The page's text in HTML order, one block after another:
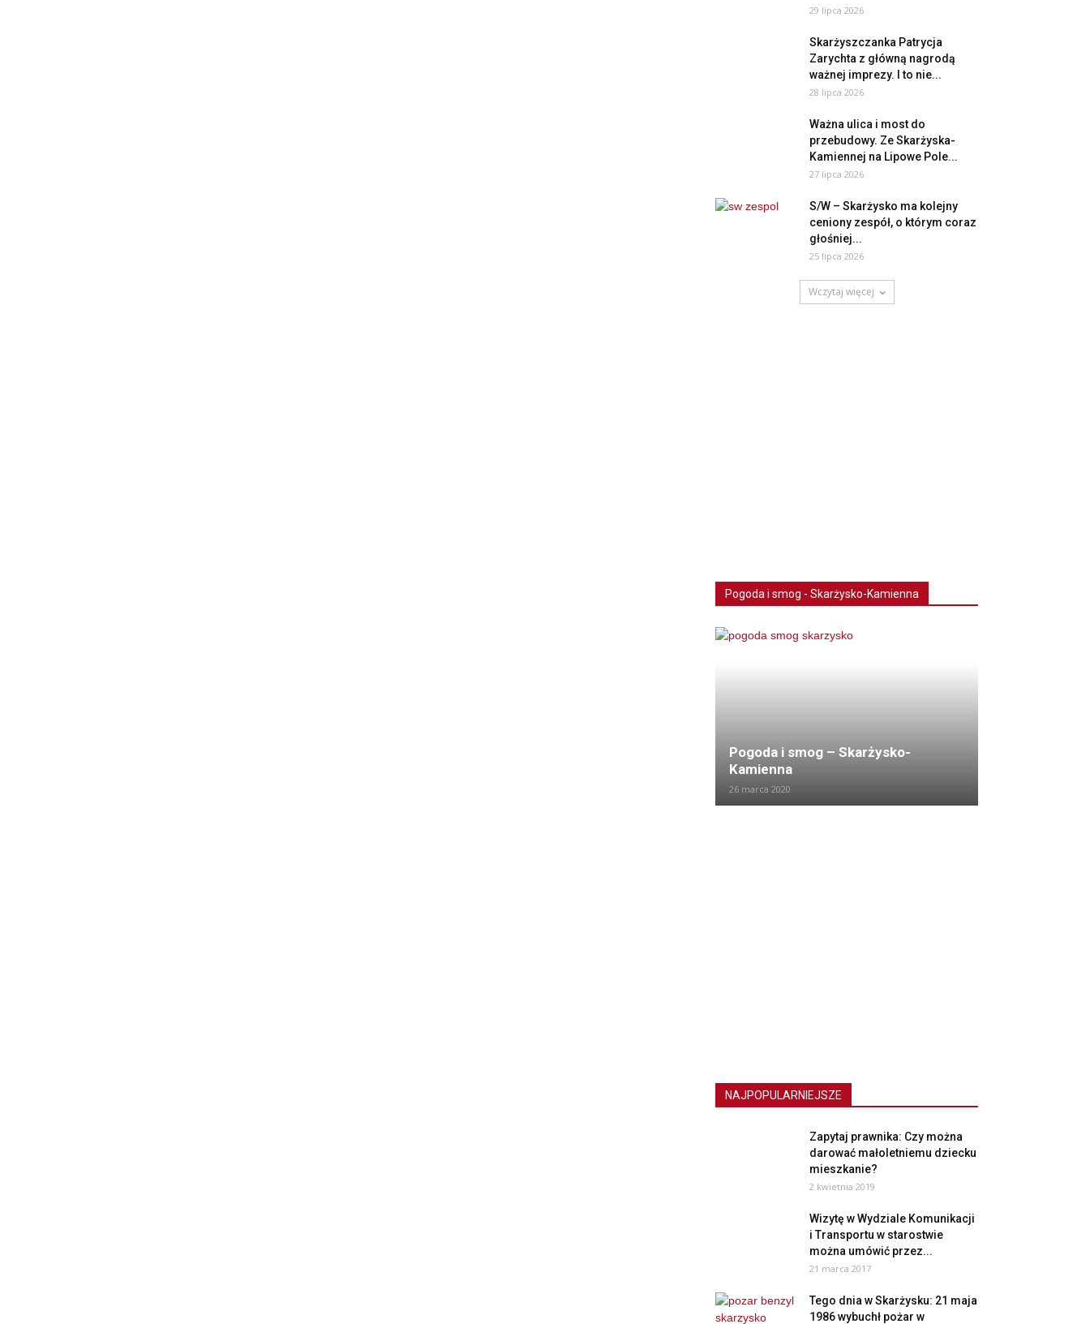
29 lipca 2026
Skarżyszczanka Patrycja
Zarychta z główną nagrodą
ważnej imprezy. I to nie...
28 lipca 2026
Ważna ulica i most do
przebudowy. Ze Skarżyska-
Kamiennej na Lipowe Pole...
27 lipca 2026
S/W – Skarżysko ma kolejny
ceniony zespół, o którym coraz
głośniej...
25 lipca 2026
Wczytaj więcej
Pogoda i smog - Skarżysko-Kamienna
Pogoda i smog – Skarżysko-
Kamienna
26 marca 2020
NAJPOPULARNIEJSZE
Zapytaj prawnika: Czy można
darować małoletniemu dziecku
mieszkanie?
2 kwietnia 2019
Wizytę w Wydziale Komunikacji
i Transportu w starostwie
można umówić przez...
21 marca 2017
Tego dnia w Skarżysku: 21 maja
1986 wybuchł pożar w